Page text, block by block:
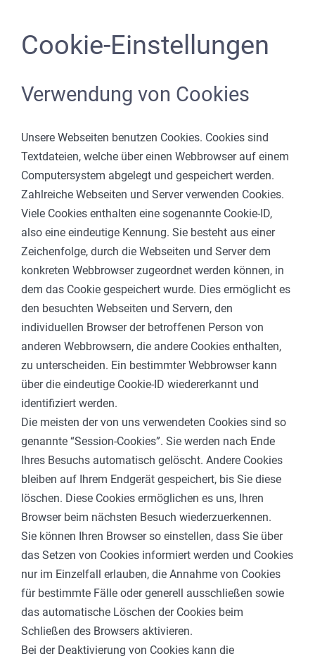
Cookie-Einstellungen
Verwendung von Cookies
Unsere Webseiten benutzen Cookies. Cookies sind
Textdateien, welche über einen Webbrowser auf einem
Computersystem abgelegt und gespeichert werden.
Zahlreiche Webseiten und Server verwenden Cookies.
Viele Cookies enthalten eine sogenannte Cookie-ID,
also eine eindeutige Kennung. Sie besteht aus einer
Zeichenfolge, durch die Webseiten und Server dem
konkreten Webbrowser zugeordnet werden können, in
dem das Cookie gespeichert wurde. Dies ermöglicht es
den besuchten Webseiten und Servern, den
individuellen Browser der betroffenen Person von
anderen Webbrowsern, die andere Cookies enthalten,
zu unterscheiden. Ein bestimmter Webbrowser kann
über die eindeutige Cookie-ID wiedererkannt und
identifiziert werden.
Die meisten der von uns verwendeten Cookies sind so
genannte “Session-Cookies”. Sie werden nach Ende
Ihres Besuchs automatisch gelöscht. Andere Cookies
bleiben auf Ihrem Endgerät gespeichert, bis Sie diese
löschen. Diese Cookies ermöglichen es uns, Ihren
Browser beim nächsten Besuch wiederzuerkennen.
Sie können Ihren Browser so einstellen, dass Sie über
das Setzen von Cookies informiert werden und Cookies
nur im Einzelfall erlauben, die Annahme von Cookies
für bestimmte Fälle oder generell ausschließen sowie
das automatische Löschen der Cookies beim
Schließen des Browsers aktivieren.
Bei der Deaktivierung von Cookies kann die